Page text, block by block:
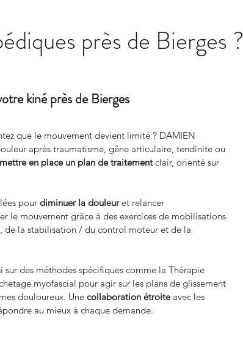
près de Bierges ?
kiné près de Bierges
que le mouvement devient limité ? DAMIEN
après traumatisme, gêne articulaire, tendinite ou
mettre en place un plan de traitement clair, orienté sur
pour diminuer la douleur et relancer
le mouvement grâce à des exercices de mobilisations
de la stabilisation / du control moteur et de la
sur des méthodes spécifiques comme la Thérapie
myofascial pour agir sur les plans de glissement
douloureux. Une collaboration étroite avec les
au mieux à chaque demande.